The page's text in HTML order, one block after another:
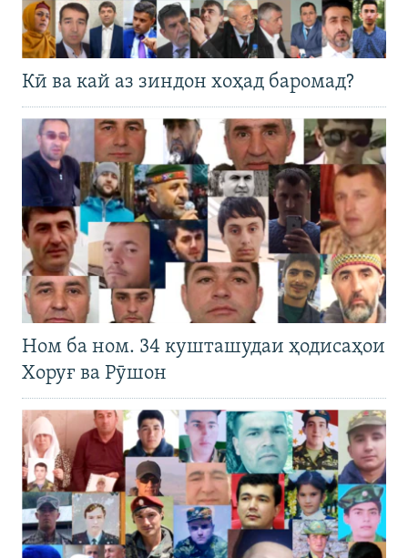
Кӣ ва кай аз зиндон хоҳад баромад?
Ном ба ном. 34 кушташудаи ҳодисаҳои
Хоруғ ва Рӯшон